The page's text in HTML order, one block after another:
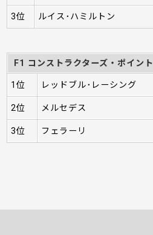
3位 ルイス･ハミルトン
F1 コンストラクターズ・ポイント
1位 レッドブル･レーシング
2位 メルセデス
3位 フェラーリ